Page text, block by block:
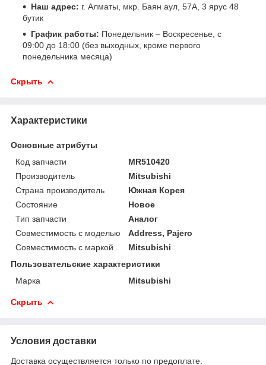
Наш адрес: г. Алматы, мкр. Баян аул, 57А, 3 ярус 48
бутик
График работы: Понедельник – Воскресенье, с
09:00 до 18:00 (без выходных, кроме первого
понедельника месяца)
Скрыть
Характеристики
Основные атрибуты
Код запчасти
MR510420
Производитель
Mitsubishi
Страна производитель
Южная Корея
Состояние
Новое
Тип запчасти
Аналог
Совместимость с моделью
Address, Pajero
Совместимость с маркой
Mitsubishi
Пользовательские характеристики
Марка
Mitsubishi
Скрыть
Условия доставки
Доставка осуществляется только по предоплате.